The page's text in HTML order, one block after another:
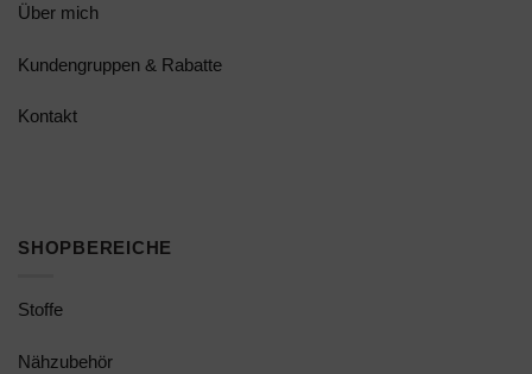
Über mich
Kundengruppen & Rabatte
Kontakt
SHOPBEREICHE
Stoffe
Nähzubehör